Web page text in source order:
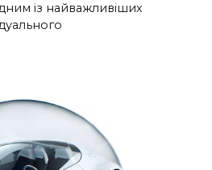
із найважливіших